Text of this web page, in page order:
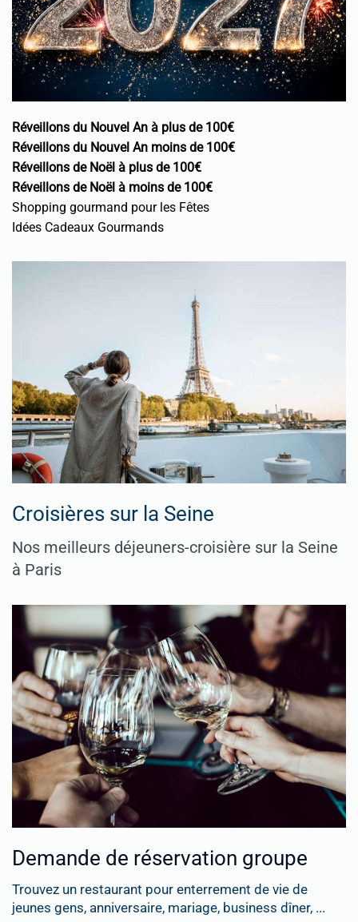
Réveillons du Nouvel An à plus de 100€
Réveillons du Nouvel An moins de 100€
Réveillons de Noël à plus de 100€
Réveillons de Noël à moins de 100€
Shopping gourmand pour les Fêtes
Idées Cadeaux Gourmands
Croisières sur la Seine
Nos meilleurs déjeuners-croisière sur la Seine
à Paris
Demande de réservation groupe
Trouvez un restaurant pour enterrement de vie de
jeunes gens, anniversaire, mariage, business dîner, ...